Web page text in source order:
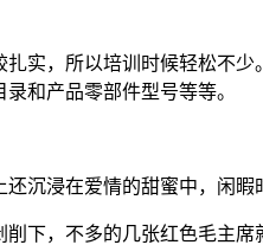
实，所以培训时候轻松不
和产品零部件型号等等。
沉浸在爱情的甜蜜中，闲暇
下，不多的几张红色毛主